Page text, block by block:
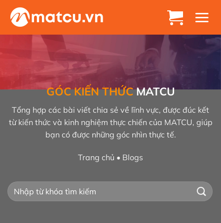
Chuyển
đến
GÓC KIẾN THỨCMATCU
Tổng hợp các bài viết chia sẻ về lĩnh vực, được đúc kết
từ kiến thức và kinh nghiệm thực chiến của MATCU, giúp
bạn có được những góc nhìn thực tế.
Trang chủ • Blogs
Tìm
kiếm: